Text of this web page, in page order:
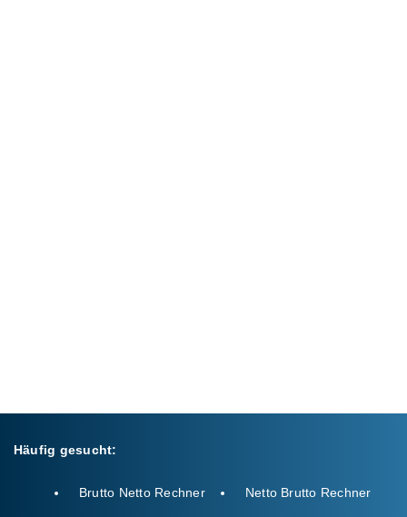
Häufig gesucht:
Brutto Netto Rechner Netto Brutto Rechner